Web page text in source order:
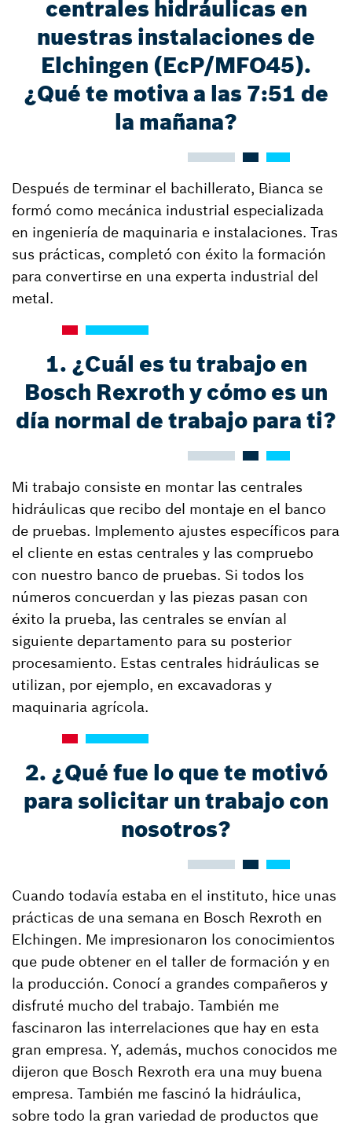
centrales hidráulicas en
nuestras instalaciones de
Elchingen (EcP/MFO45).
¿Qué te motiva a las 7:51 de
la mañana?
Después de terminar el bachillerato, Bianca se
formó como mecánica industrial especializada
en ingeniería de maquinaria e instalaciones. Tras
sus prácticas, completó con éxito la formación
para convertirse en una experta industrial del
metal.
1. ¿Cuál es tu trabajo en
Bosch Rexroth y cómo es un
día normal de trabajo para ti?
Mi trabajo consiste en montar las centrales
hidráulicas que recibo del montaje en el banco
de pruebas. Implemento ajustes específicos para
el cliente en estas centrales y las compruebo
con nuestro banco de pruebas. Si todos los
números concuerdan y las piezas pasan con
éxito la prueba, las centrales se envían al
siguiente departamento para su posterior
procesamiento. Estas centrales hidráulicas se
utilizan, por ejemplo, en excavadoras y
maquinaria agrícola.
2. ¿Qué fue lo que te motivó
para solicitar un trabajo con
nosotros?
Cuando todavía estaba en el instituto, hice unas
prácticas de una semana en Bosch Rexroth en
Elchingen. Me impresionaron los conocimientos
que pude obtener en el taller de formación y en
la producción. Conocí a grandes compañeros y
disfruté mucho del trabajo. También me
fascinaron las interrelaciones que hay en esta
gran empresa. Y, además, muchos conocidos me
dijeron que Bosch Rexroth era una muy buena
empresa. También me fascinó la hidráulica,
sobre todo la gran variedad de productos que